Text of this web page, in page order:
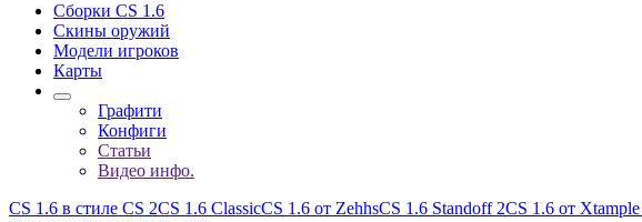
Сборки CS 1.6
Скины оружий
Модели игроков
Карты
Графити
Конфиги
Статьи
Видео инфо.
CS 1.6 в стиле CS 2CS 1.6 ClassicCS 1.6 от ZehhsCS 1.6 Standoff 2CS 1.6 от Xtample